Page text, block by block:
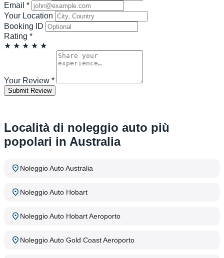
Email *
Your Location
Booking ID
Rating *
★ ★ ★ ★ ★
Your Review *
Submit Review
Località di noleggio auto più
popolari in Australia
Noleggio Auto Australia
Noleggio Auto Hobart
Noleggio Auto Hobart Aeroporto
Noleggio Auto Gold Coast Aeroporto